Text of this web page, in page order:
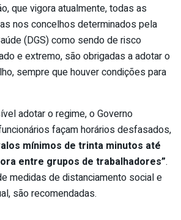
que vigora atualmente, todas as
nos concelhos determinados pela
(DGS) como sendo de risco
e extremo, são obrigadas a adotar o
sempre que houver condições para
adotar o regime, o Governo
façam horários desfasados,
mínimos de trinta minutos até
entre grupos de trabalhadores”.
medidas de distanciamento social e
são recomendadas.